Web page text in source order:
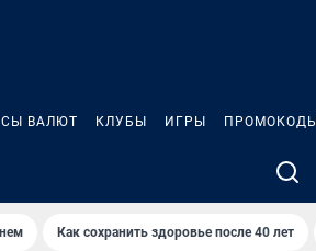
ВАЛЮТ КЛУБЫ ИГРЫ ПРОМОКОДЫ
Как сохранить здоровье после 40 лет